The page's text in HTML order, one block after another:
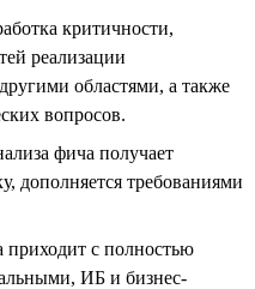
критичности,
реализации
областями, а также
вопросов.
фича получает
дополняется требованиями
приходит с полностью
ИБ и бизнес-